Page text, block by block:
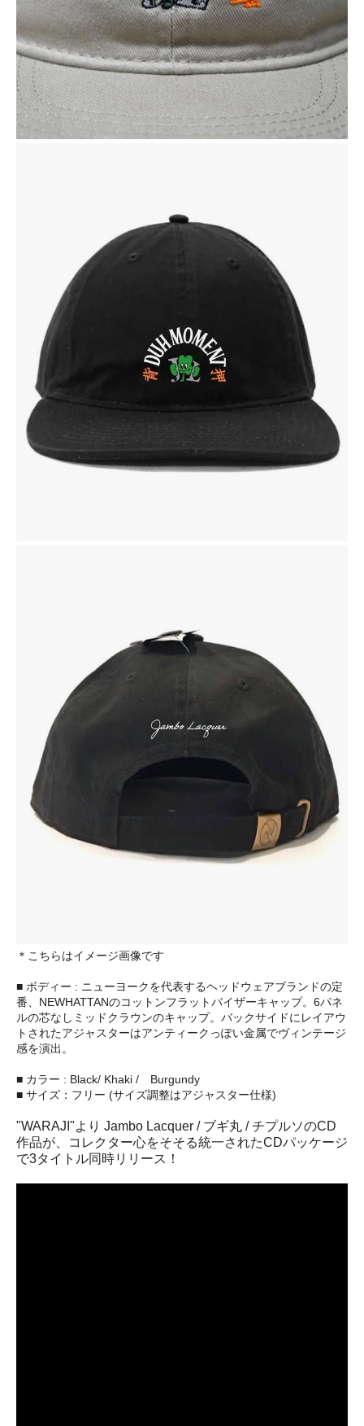
＊こちらはイメージ画像です
■ ボディー : ニューヨークを代表するヘッドウェアブランドの定
番、NEWHATTANのコットンフラットバイザーキャップ。6パネ
ルの芯なしミッドクラウンのキャップ。バックサイドにレイアウ
トされたアジャスターはアンティークっぽい金属でヴィンテージ
感を演出。
■ カラー : Black/ Khaki / Burgundy
■ サイズ：フリー (サイズ調整はアジャスター仕様)
"WARAJI"より Jambo Lacquer / ブギ丸 / チプルソのCD
作品が、コレクター心をそそる統一されたCDパッケージ
で3タイトル同時リリース！